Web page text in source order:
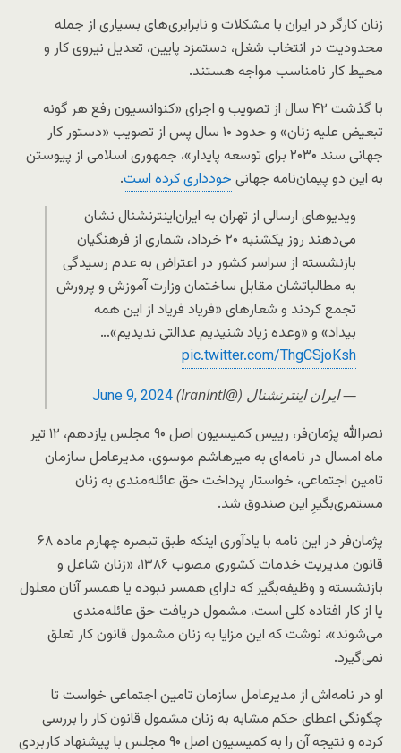
زنان کارگر در ایران با مشکلات و نابرابری‌های بسیاری از جمله
محدودیت در انتخاب شغل، دستمزد پایین، تعدیل نیروی کار و
محیط کار نامناسب مواجه هستند.
با گذشت ۴۲ سال از تصویب و اجرای «کنوانسیون رفع هر گونه
تبعیض علیه زنان» و حدود ۱۰ سال پس از تصویب «دستور کار
جهانی سند ۲۰۳۰ برای توسعه پایدار»، جمهوری اسلامی از پیوستن
به این دو پیمان‌نامه جهانی خودداری کرده است.
ویدیو‌های ارسالی از تهران به ایران‌اینترنشنال نشان
می‌دهند روز یکشنبه ۲۰ خرداد، شماری از فرهنگیان
بازنشسته از سراسر کشور در اعتراض به عدم رسیدگی
به مطالباتشان مقابل ساختمان وزارت آموزش و پرورش
تجمع کردند و شعارهای «فریاد فریاد از این همه
بیداد» و «وعده زیاد شنیدیم عدالتی ندیدیم»…
pic.twitter.com/ThgCSjoKsh
— ايران اينترنشنال (@IranIntl)
June 9, 2024
نصرالله پژمان‌فر، رییس کمیسیون اصل ۹۰ مجلس یازدهم، ۱۲ تیر
ماه امسال در نامه‌ای به میرهاشم موسوی، مدیرعامل سازمان
تامین اجتماعی، خواستار پرداخت حق عائله‌مندی به زنان
مستمری‌بگیرِ این صندوق شد.
پژمان‌فر در این نامه با یادآوری اینکه طبق تبصره چهارم ماده ۶۸
قانون مدیریت خدمات کشوری مصوب ۱۳۸۶، «زنان شاغل و
بازنشسته و وظیفه‌بگیر که دارای همسر نبوده یا همسر آنان معلول
یا از کار افتاده کلی است، مشمول دریافت حق عائله‌مندی
می‌شوند»، نوشت که این مزایا به زنان مشمول قانون کار تعلق
نمی‌گیرد.
او در نامه‌اش از مدیرعامل سازمان تامین اجتماعی خواست تا
چگونگی اعطای حکم مشابه به زنان مشمول قانون کار را بررسی
کرده و نتیجه آن را به کمیسیون اصل ۹۰ مجلس با پیشنهاد کاربردی